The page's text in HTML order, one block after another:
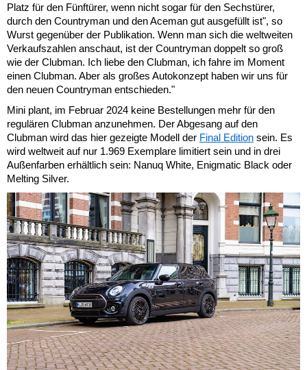
Platz für den Fünftürer, wenn nicht sogar für den Sechstürer,
durch den Countryman und den Aceman gut ausgefüllt ist", so
Wurst gegenüber der Publikation. Wenn man sich die weltweiten
Verkaufszahlen anschaut, ist der Countryman doppelt so groß
wie der Clubman. Ich liebe den Clubman, ich fahre im Moment
einen Clubman. Aber als großes Autokonzept haben wir uns für
den neuen Countryman entschieden."
Mini plant, im Februar 2024 keine Bestellungen mehr für den
regulären Clubman anzunehmen. Der Abgesang auf den
Clubman wird das hier gezeigte Modell der Final Edition sein. Es
wird weltweit auf nur 1.969 Exemplare limitiert sein und in drei
Außenfarben erhältlich sein: Nanuq White, Enigmatic Black oder
Melting Silver.